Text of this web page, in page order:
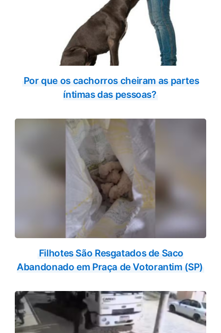
Por que os cachorros cheiram as partes
íntimas das pessoas?
Filhotes São Resgatados de Saco
Abandonado em Praça de Votorantim (SP)